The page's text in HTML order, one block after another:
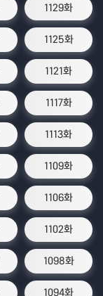
1129화
1125화
1121화
1117화
1113화
1109화
1106화
1102화
1098화
1094화